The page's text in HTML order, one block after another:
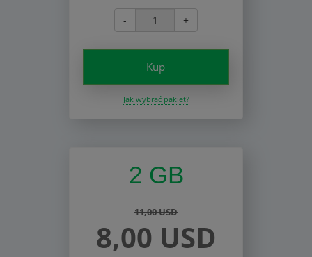
- +
Kup
Jak wybrać pakiet?
2 GB
11,00 USD
8,00 USD